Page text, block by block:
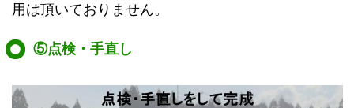
用は頂いておりません。
⑤点検・手直し